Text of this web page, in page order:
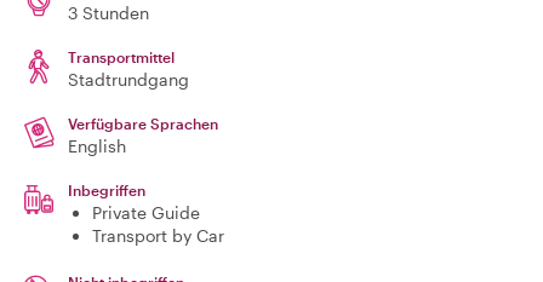
3 Stunden
Transportmittel
Stadtrundgang
Verfügbare Sprachen
English
Inbegriffen
Private Guide
Transport by Car